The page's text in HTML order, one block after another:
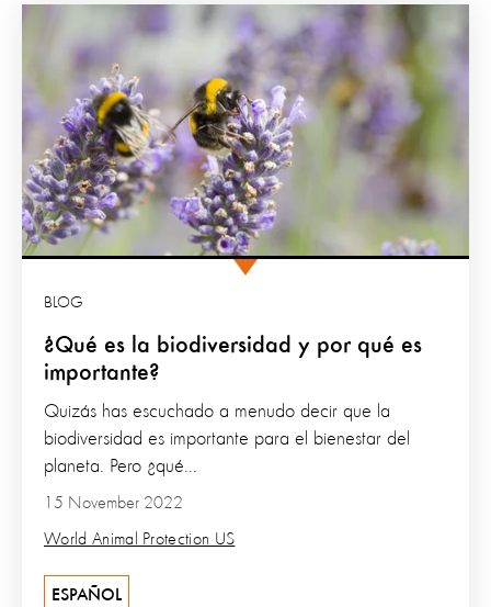
¿Qué es la biodiversidad y por qué es
importante?
BLOG
15 November 2022
World Animal Protection US
Quizás has escuchado a menudo decir que la
biodiversidad es importante para el bienestar del
planeta. Pero ¿qué...
ESPAÑOL